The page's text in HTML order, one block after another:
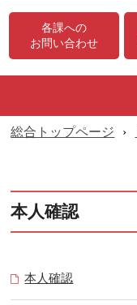
各課への
お問い合わせ
総合トップページ ›
本人確認
本人確認